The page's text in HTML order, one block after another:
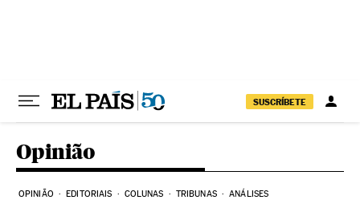
SUSCRÍBETE
Opinião
OPINIÃO EDITORIAIS COLUNAS TRIBUNAS ANÁLISES